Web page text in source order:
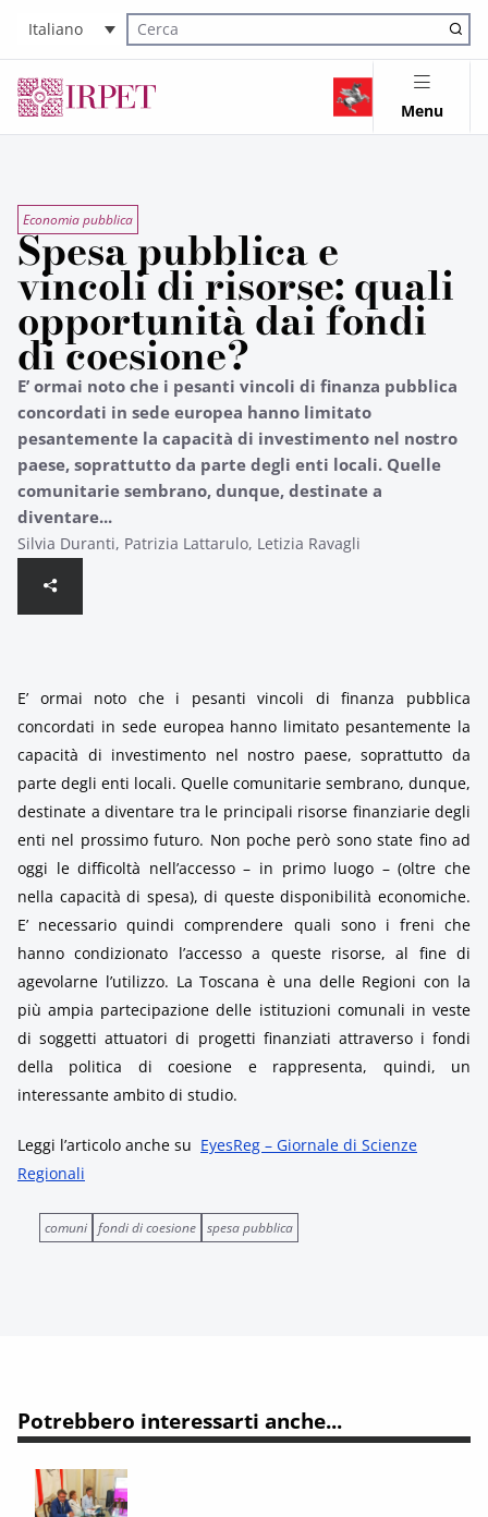
Italiano
Cerca nel sito
Menu
Economia pubblica
Spesa pubblica e
vincoli di risorse: quali
opportunità dai fondi
di coesione?
E’ ormai noto che i pesanti vincoli di finanza pubblica
concordati in sede europea hanno limitato
pesantemente la capacità di investimento nel nostro
paese, soprattutto da parte degli enti locali. Quelle
comunitarie sembrano, dunque, destinate a
diventare...
Silvia Duranti, Patrizia Lattarulo, Letizia Ravagli
E’ ormai noto che i pesanti vincoli di finanza pubblica
concordati in sede europea hanno limitato pesantemente la
capacità di investimento nel nostro paese, soprattutto da
parte degli enti locali. Quelle comunitarie sembrano, dunque,
destinate a diventare tra le principali risorse finanziarie degli
enti nel prossimo futuro. Non poche però sono state fino ad
oggi le difficoltà nell’accesso – in primo luogo – (oltre che
nella capacità di spesa), di queste disponibilità economiche.
E’ necessario quindi comprendere quali sono i freni che
hanno condizionato l’accesso a queste risorse, al fine di
agevolarne l’utilizzo. La Toscana è una delle Regioni con la
più ampia partecipazione delle istituzioni comunali in veste
di soggetti attuatori di progetti finanziati attraverso i fondi
della politica di coesione e rappresenta, quindi, un
interessante ambito di studio.
Leggi l’articolo anche su EyesReg – Giornale di Scienze
Regionali
comuni fondi di coesione spesa pubblica
Potrebbero interessarti anche...